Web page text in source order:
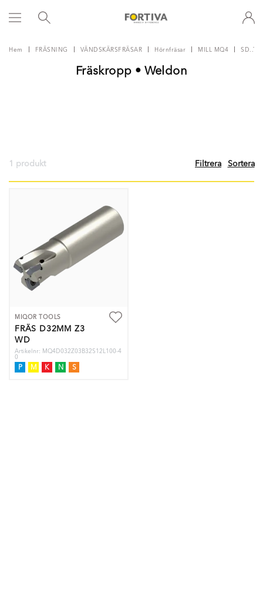
Hem FRÄSNING VÄNDSKÄRSFRÄSAR Hörnfräsar MILL MQ4
Fräskropp • Weldon
1 produkt Filtrera Sortera
MIQOR TOOLS
FRÄS D32MM Z3
WD
Artikelnr: MQ4D032Z03B32S12L100-4
0
P M K N S